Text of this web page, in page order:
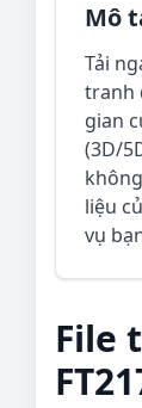
Mô
Tải
tranh
gian
(3D/
liệu
vụ
File